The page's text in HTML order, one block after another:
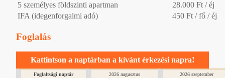
5 személyes földszinti apartman
28.000 Ft / éj
IFA (idegenforgalmi adó)
450 Ft / fő / éj
Foglalás
Kattintson a naptárban a kívánt érkezési napra!
Foglaltsági naptár
2026 augusztus
2026 szeptember